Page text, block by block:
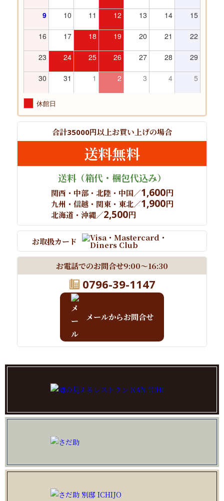
9 10 11 12 13 14 15
16 17 18 19 20 21 22
23 24 25 26 27 28 29
30 31 1 2 3 4 5
休館日
合計35000円以上お買い上げの場合
送料無料
送料（箱代・梱包代込み）
関西・中部・北陸・中国／1,600円
九州・信越・関東・東北／1,900円
北海道・沖縄／2,500円
お取扱カード
お電話でのお問合せ9:00～16:30
0796-39-1147
メールからお問合せ